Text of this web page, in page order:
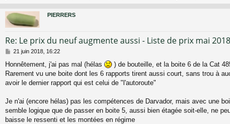
PIERRERS
Re: Le prix du neuf augmente aussi - Liste de prix mai 2018
M
s
s
a
21 juin 2018, 16:22
Honnêtement, j'ai pas mal (hélas
) de bouteille, et la boite 6 de la Cat
Rarement vu une boite dont les 6 rapports tirent aussi court, sans trou à
avoir le dernier rapport qui est celui de "l'autoroute"
Je n'ai (encore hélas) pas les compétences de Darvador, mais avec une
semble logique que de passer en boite 5, aussi bien étagée soit-elle, ne
baisse le ressenti et les montées en régime